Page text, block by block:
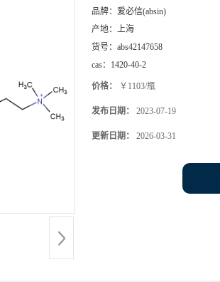
品牌： 爱必信(absin)
产地： 上海
货号： abs42147658
cas： 1420-40-2
价格： ￥1103/瓶
发布日期： 2023-07-19
更新日期： 2026-03-31